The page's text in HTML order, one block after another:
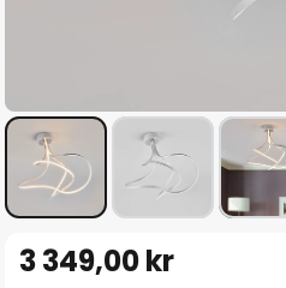
till3 349,00 kr